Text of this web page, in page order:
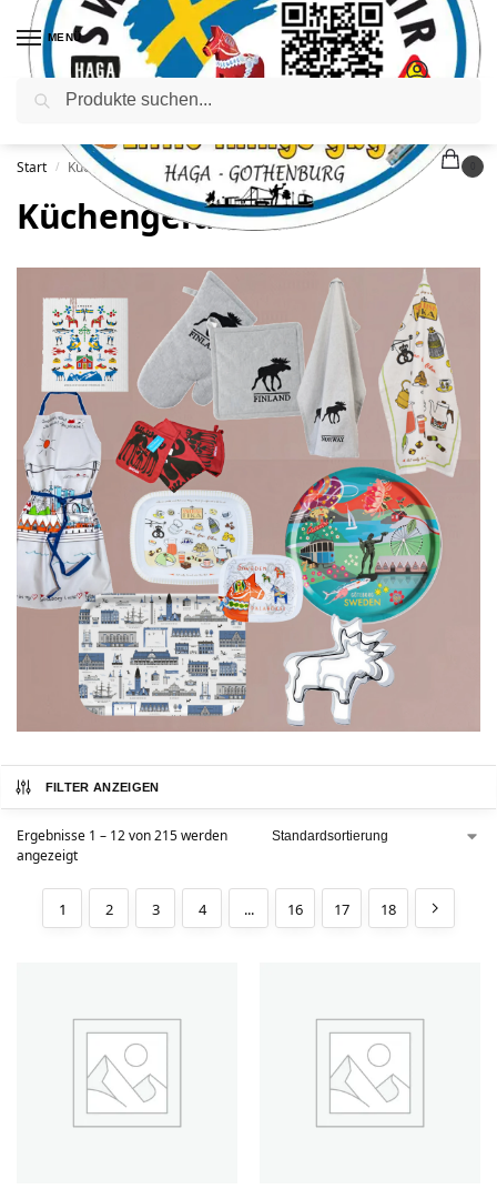
MENÜ
Start / Küchengeräte
Küchengeräte
FILTER ANZEIGEN
Ergebnisse 1 – 12 von 215 werden
angezeigt
1 2 3 4 ... 16 17 18